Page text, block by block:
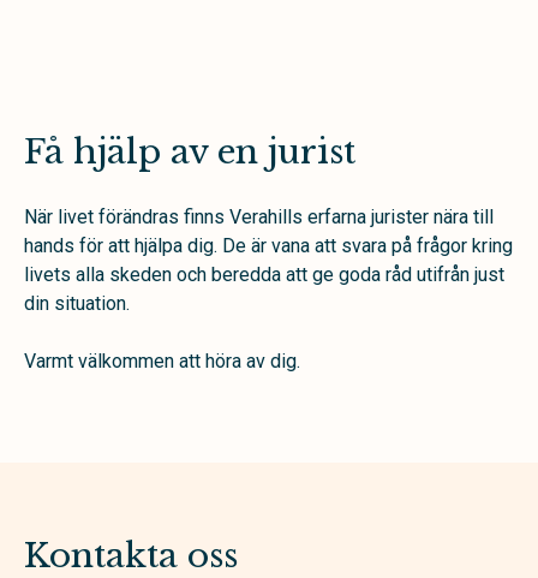
Få hjälp av en jurist
När livet förändras finns Verahills erfarna jurister nära till
hands för att hjälpa dig. De är vana att svara på frågor kring
livets alla skeden och beredda att ge goda råd utifrån just
din situation.
Varmt välkommen att höra av dig.
Kontakta oss